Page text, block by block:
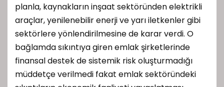
planla, kaynakların inşaat sektöründen elektrikli
araçlar, yenilenebilir enerji ve yarı iletkenler gibi
sektörlere yönlendirilmesine de karar verdi. O
bağlamda sıkıntıya giren emlak şirketlerinde
finansal destek de sistemik risk oluşturmadığı
müddetçe verilmedi fakat emlak sektöründeki